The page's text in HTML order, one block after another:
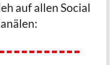
auf allen Social